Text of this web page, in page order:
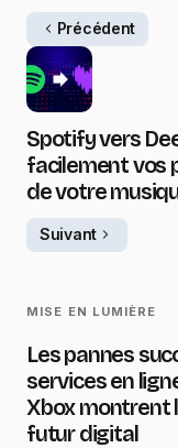
Précédent
Spotify vers
facilement vos
de votre
Suivant
MISE EN LUMIÈRE
Les pannes
services en
Xbox montrent
futur digital